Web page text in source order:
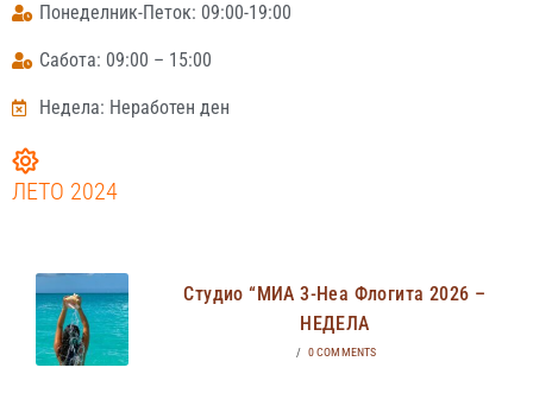
Понеделник-Петок: 09:00-19:00
Сабота: 09:00 – 15:00
Недела: Неработен ден
ЛЕТО 2024
Студио “МИА 3-Неа Флогита 2026 –
НЕДЕЛА
/ 0 COMMENTS